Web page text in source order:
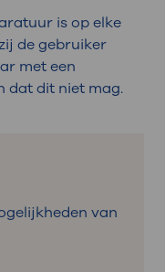
is op elke
de gebruiker
met een
dat dit niet mag.
van